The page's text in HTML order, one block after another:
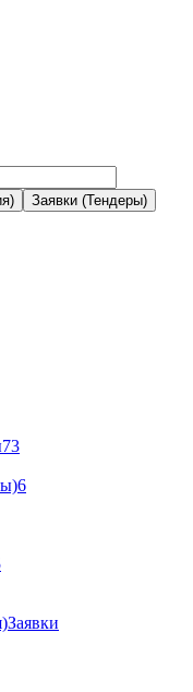
Заявки (Тендеры)
73
6
Заявки